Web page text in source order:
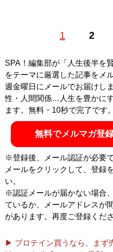
1 2
SPA！編集部が「人生後半を
をテーマに厳選した記事をメ
週金曜日にメールでお届けし
性・人間関係…人生を豊かに
ます。無料・10秒で完了です。
無料でメルマガ登
※登録後、メール認証が必要
メールをクリックして、登録
い。
※認証メールが届かない場合
ているか、メールアドレスが
があります。再度ご登録くださ
▶ プロテイン買うなら、まず